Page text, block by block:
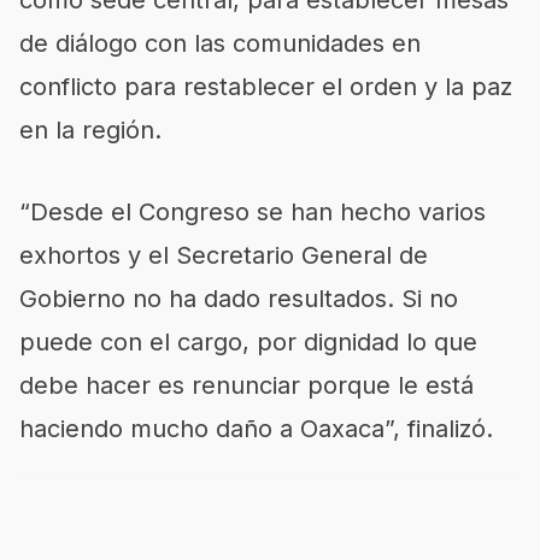
de diálogo con las comunidades en
conflicto para restablecer el orden y la paz
en la región.
“Desde el Congreso se han hecho varios
exhortos y el Secretario General de
Gobierno no ha dado resultados. Si no
puede con el cargo, por dignidad lo que
debe hacer es renunciar porque le está
haciendo mucho daño a Oaxaca”, finalizó.